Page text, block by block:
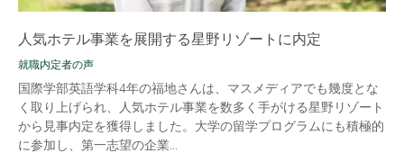
人気ホテル事業を展開する星野リゾートに内定
就職内定者の声
国際学部英語学科4年の福地さんは、マスメディアでも幾度とな
く取り上げられ、人気ホテル事業を数多く手がける星野リゾート
から見事内定を獲得しました。大学の留学プログラムにも積極的
に参加し、第一志望の企業...